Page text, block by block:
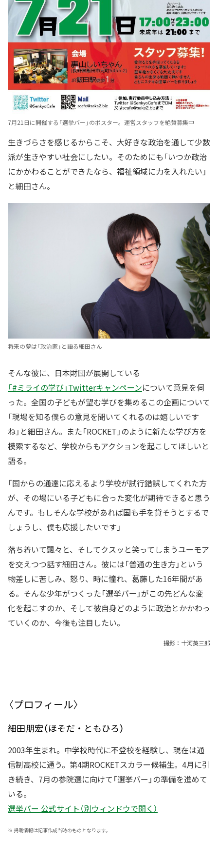
7月21日に開催する「選挙バー」のポスター。運営スタッフを絶賛募集中
生きづらさを感じるからこそ、大好きな政治を通して少数
派が生きやすい社会にしたい。そのためにも「いつか政治
にかかわることができたなら、福祉領域に力を入れたい」
と細田さん。
将来の夢は「政治家」と語る細田さん
そんな彼に、日本財団が展開している
「#ミライの学び」Twitterキャンペーンについて意見を伺
った。全国の子どもが望む学びを集めるこの企画について
「現場を知る僕らの意見を聞いてくれるのは嬉しいです
ね」と細田さん。また「ROCKET」のように新たな学び方を
模索するなど、学校からもアクションを起こしてほしいと
語る。
「国からの通達に応えるより学校が試行錯誤してくれた方
が、その場にいる子どもに合った変化が期待できると思う
んです。もしそんな学校があれば国も手を貸そうとするで
しょうし、僕も応援したいです」
落ち着いて飄々と、そしてクスッと笑ってしまうユーモア
を交えつつ話す細田さん。彼には「普通の生き方」という
物差しに苦しみ、怒り、時に憧れ、葛藤した16年間があ
る。そんな少年がつくった「選挙バー」がこの先どんな変
化を起こすのか、そして彼自身どのように政治とかかわっ
ていくのか、今後も注目したい。
撮影：十河英三郎
〈プロフィール〉
細田朋宏（ほそだ・ともひろ）
2003年生まれ。中学校時代に不登校を経験し、現在は通
信制高校に通う。第4期ROCKETスカラー候補生。4月に引
き続き、7月の参院選に向けて「選挙バー」の準備を進めて
いる。
選挙バー 公式サイト（別ウィンドウで開く）
※ 掲載情報は記事作成当時のものとなります。